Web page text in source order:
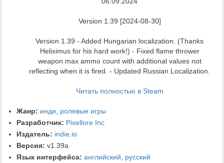
Version 1.39 [2024-08-30]
Version 1.39 - Added Hungarian localization. (Thanks
Heliximus for his hard work!) - Fixed flame thrower
weapon max ammo count with additional values not
reflecting when it is fired. - Updated Russian Localization.
Читать полностью в Steam
Жанр: инди
ролевые игры
Разработчик: Pixellore Inc
Издатель: indie.io
Версия: v1.39a
Язык интерфейса: английский
русский